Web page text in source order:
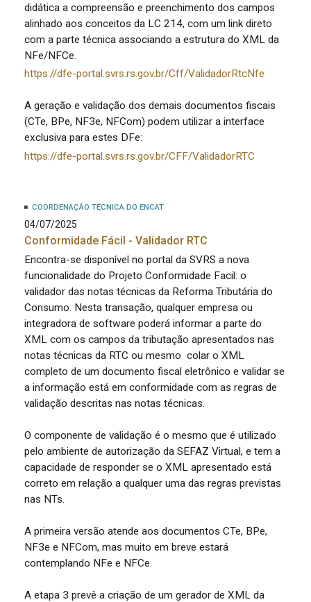
didática a compreensão e preenchimento dos campos
alinhado aos conceitos da LC 214, com um link direto
com a parte técnica associando a estrutura do XML da
NFe/NFCe.
https://dfe-portal.svrs.rs.gov.br/Cff/ValidadorRtcNfe
A geração e validação dos demais documentos fiscais
(CTe, BPe, NF3e, NFCom) podem utilizar a interface
exclusiva para estes DFe:
https://dfe-portal.svrs.rs.gov.br/CFF/ValidadorRTC
COORDENAÇÃO TÉCNICA DO ENCAT
04/07/2025
Conformidade Fácil - Validador RTC
Encontra-se disponível no portal da SVRS a nova
funcionalidade do Projeto Conformidade Facil: o
validador das notas técnicas da Reforma Tributária do
Consumo. Nesta transação, qualquer empresa ou
integradora de software poderá informar a parte do
XML com os campos da tributação apresentados nas
notas técnicas da RTC ou mesmo colar o XML
completo de um documento fiscal eletrônico e validar se
a informação está em conformidade com as regras de
validação descritas nas notas técnicas.
O componente de validação é o mesmo que é utilizado
pelo ambiente de autorização da SEFAZ Virtual, e tem a
capacidade de responder se o XML apresentado está
correto em relação a qualquer uma das regras previstas
nas NTs.
A primeira versão atende aos documentos CTe, BPe,
NF3e e NFCom, mas muito em breve estará
contemplando NFe e NFCe.
A etapa 3 prevê a criação de um gerador de XML da